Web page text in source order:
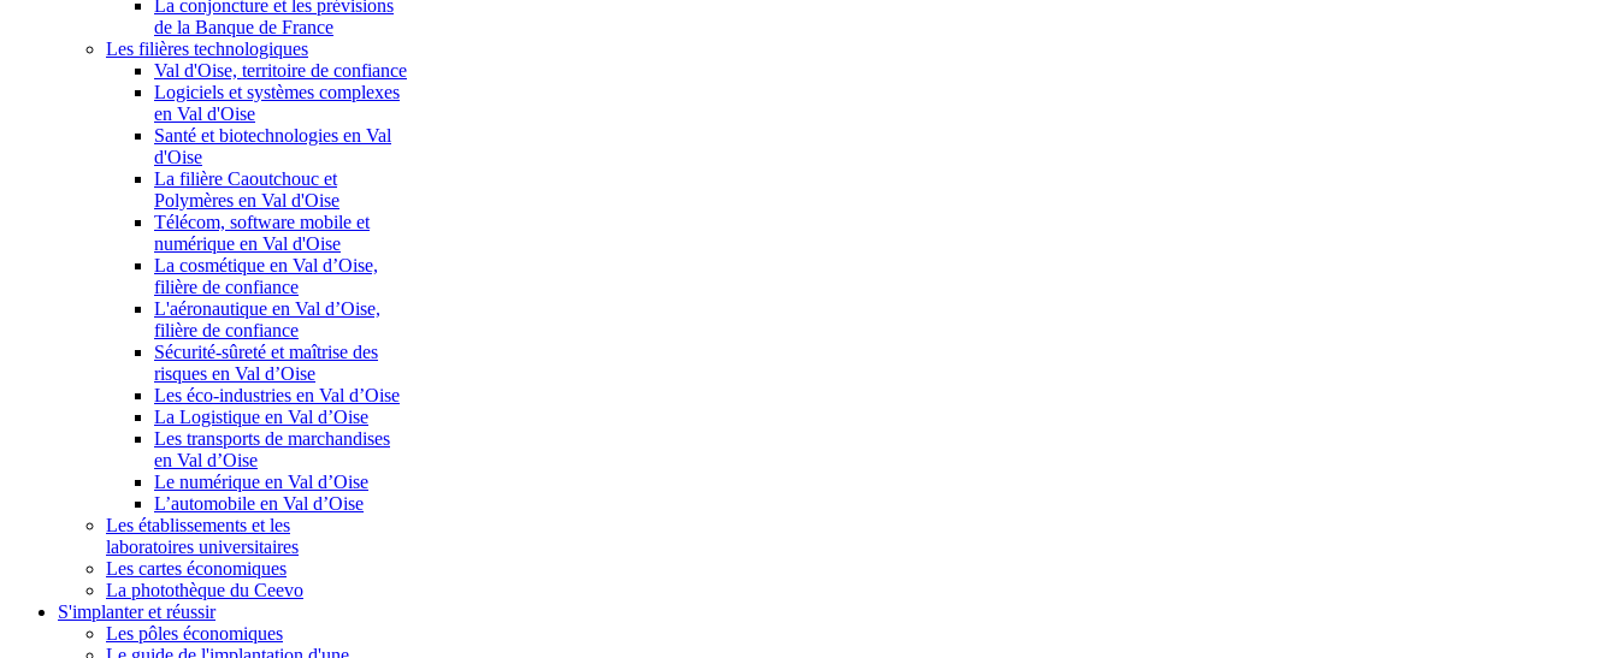
La conjoncture et les prévisions
de la Banque de France
Les filières technologiques
Val d'Oise, territoire de confiance
Logiciels et systèmes complexes
en Val d'Oise
Santé et biotechnologies en Val
d'Oise
La filière Caoutchouc et
Polymères en Val d'Oise
Télécom, software mobile et
numérique en Val d'Oise
La cosmétique en Val d’Oise,
filière de confiance
L'aéronautique en Val d’Oise,
filière de confiance
Sécurité-sûreté et maîtrise des
risques en Val d’Oise
Les éco-industries en Val d’Oise
La Logistique en Val d’Oise
Les transports de marchandises
en Val d’Oise
Le numérique en Val d’Oise
L’automobile en Val d’Oise
Les établissements et les
laboratoires universitaires
Les cartes économiques
La photothèque du Ceevo
S'implanter et réussir
Les pôles économiques